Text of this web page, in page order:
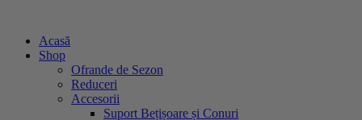
conținutAcasă
Shop
Ofrande de Sezon
Reduceri
Accesorii
Suport Bețișoare și Conuri